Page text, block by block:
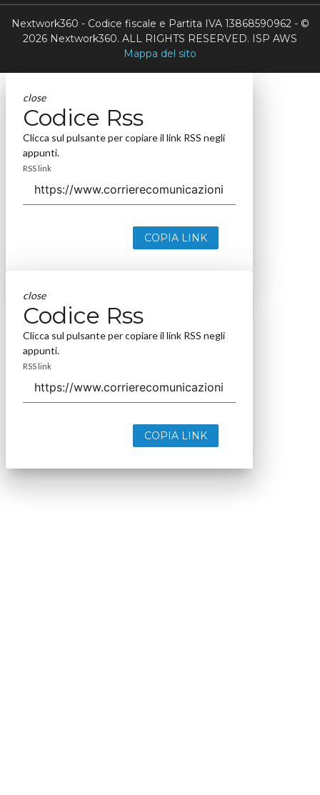
Nextwork360 - Codice fiscale e Partita IVA 13868590962 - ©
2026 Nextwork360. ALL RIGHTS RESERVED. ISP AWS
Mappa del sito
close
Codice Rss
Clicca sul pulsante per copiare il link RSS negli
appunti.
RSS link
COPIA LINK
close
Codice Rss
Clicca sul pulsante per copiare il link RSS negli
appunti.
RSS link
COPIA LINK